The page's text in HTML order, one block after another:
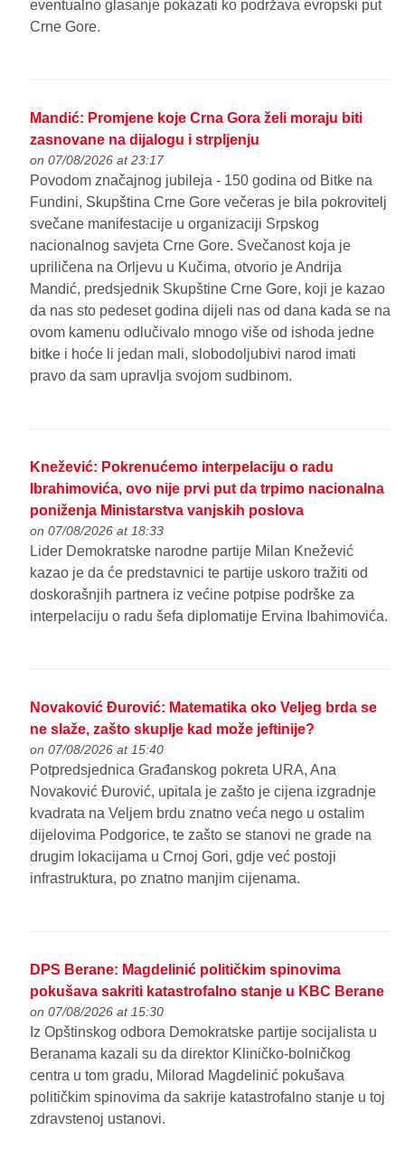
eventualno glasanje pokazati ko podržava evropski put
Crne Gore.
Mandić: Promjene koje Crna Gora želi moraju biti
zasnovane na dijalogu i strpljenju
on 07/08/2026 at 23:17
Povodom značajnog jubileja - 150 godina od Bitke na
Fundini, Skupština Crne Gore večeras je bila pokrovitelj
svečane manifestacije u organizaciji Srpskog
nacionalnog savjeta Crne Gore. Svečanost koja je
upriličena na Orljevu u Kučima, otvorio je Andrija
Mandić, predsjednik Skupštine Crne Gore, koji je kazao
da nas sto pedeset godina dijeli nas od dana kada se na
ovom kamenu odlučivalo mnogo više od ishoda jedne
bitke i hoće li jedan mali, slobodoljubivi narod imati
pravo da sam upravlja svojom sudbinom.
Knežević: Pokrenućemo interpelaciju o radu
Ibrahimovića, ovo nije prvi put da trpimo nacionalna
poniženja Ministarstva vanjskih poslova
on 07/08/2026 at 18:33
Lider Demokratske narodne partije Milan Knežević
kazao je da će predstavnici te partije uskoro tražiti od
doskorašnjih partnera iz većine potpise podrške za
interpelaciju o radu šefa diplomatije Ervina Ibahimovića.
Novaković Đurović: Matematika oko Veljeg brda se
ne slaže, zašto skuplje kad može jeftinije?
on 07/08/2026 at 15:40
Potpredsjednica Građanskog pokreta URA, Ana
Novaković Đurović, upitala je zašto je cijena izgradnje
kvadrata na Veljem brdu znatno veća nego u ostalim
dijelovima Podgorice, te zašto se stanovi ne grade na
drugim lokacijama u Crnoj Gori, gdje već postoji
infrastruktura, po znatno manjim cijenama.
DPS Berane: Magdelinić političkim spinovima
pokušava sakriti katastrofalno stanje u KBC Berane
on 07/08/2026 at 15:30
Iz Opštinskog odbora Demokratske partije socijalista u
Beranama kazali su da direktor Kliničko-bolničkog
centra u tom gradu, Milorad Magdelinić pokušava
političkim spinovima da sakrije katastrofalno stanje u toj
zdravstenoj ustanovi.